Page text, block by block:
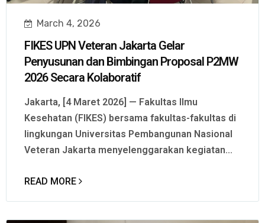
March 4, 2026
FIKES UPN Veteran Jakarta Gelar
Penyusunan dan Bimbingan Proposal P2MW
2026 Secara Kolaboratif
Jakarta, [4 Maret 2026] — Fakultas Ilmu
Kesehatan (FIKES) bersama fakultas-fakultas di
lingkungan Universitas Pembangunan Nasional
Veteran Jakarta menyelenggarakan kegiatan...
READ MORE